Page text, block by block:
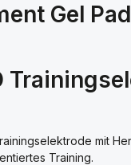
Gel
mit
Training.